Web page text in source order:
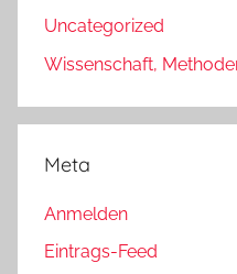
Uncategorized
Wissenschaft,
Meta
Anmelden
Eintrags-Feed